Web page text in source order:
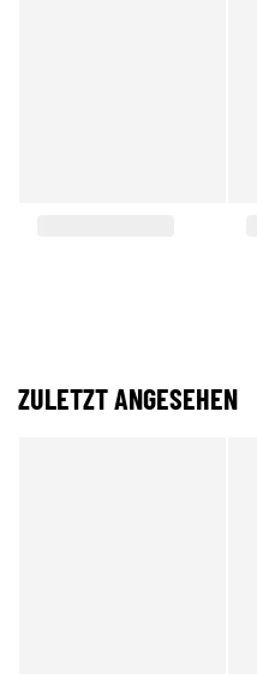
ZULETZT ANGESEHEN